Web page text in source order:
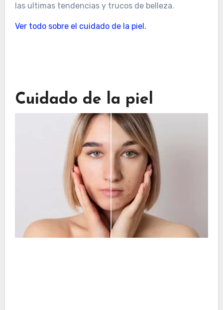
las ultimas tendencias y trucos de belleza.
Ver todo sobre el cuidado de la piel.
Cuidado de la piel